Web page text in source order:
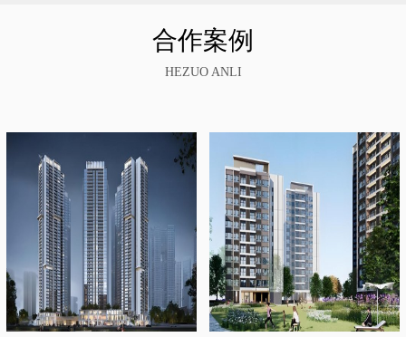
合作案例
HEZUO ANLI